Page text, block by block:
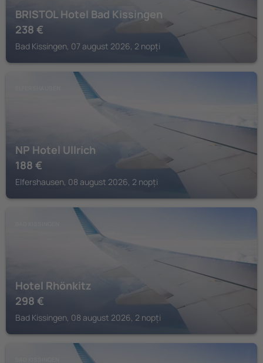
BRISTOL Hotel Bad Kissingen
238 €
Bad Kissingen, 07 august 2026, 2 nopți
NP Hotel Ullrich
188 €
Elfershausen, 08 august 2026, 2 nopți
Hotel Rhönkitz
298 €
Bad Kissingen, 08 august 2026, 2 nopți